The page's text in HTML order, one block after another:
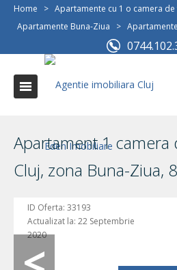
Home > Apartamente cu 1 o camera de
Apartamente Buna-Ziua
>
Apartament 1 camera
Cluj, zona Buna-Ziua,
ID Oferta: 33193
Actualizat la: 22 Septembrie
2020